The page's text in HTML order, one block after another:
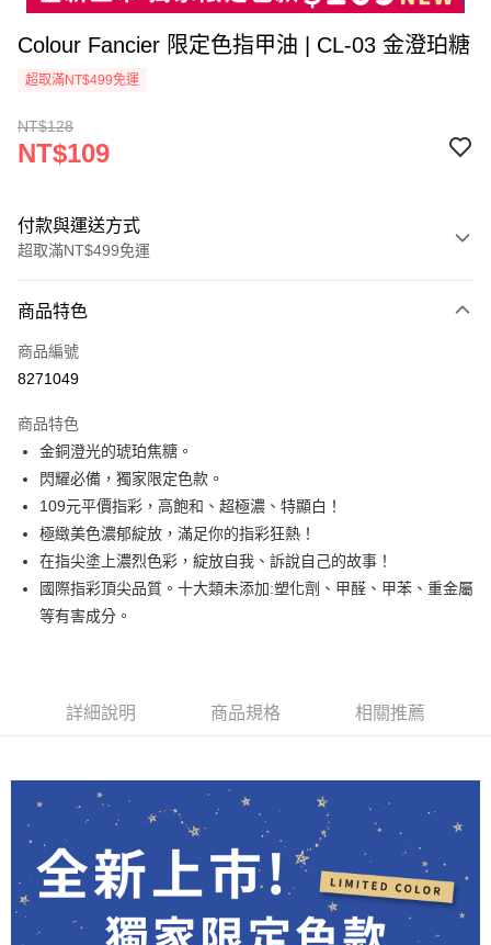
Colour Fancier 限定色指甲油 | CL-03 金澄珀糖
超取滿NT$499免運
NT$128
NT$109
付款與運送方式
超取滿NT$499免運
信用卡一次付款
超商取貨付款
Apple Pay
街口支付
悠遊付
運送方式
全家取貨付款
取貨付款，誤選客服會協助您更改。
黑貓宅急便
每筆NT$100，滿NT$699(含以上)免運費
商品特色
商品編號
8271049
商品特色
金銅澄光的琥珀焦糖。
閃耀必備，獨家限定色款。
109元平價指彩，高飽和、超極濃、特顯白！
極緻美色濃郁綻放，滿足你的指彩狂熱！
在指尖塗上濃烈色彩，綻放自我、訴說自己的故事！
國際指彩頂尖品質。十大類未添加:塑化劑、甲醛、甲苯、重金屬
等有害成分。
詳細說明 商品規格 相關推薦